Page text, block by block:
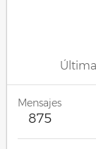
Mensajes
875